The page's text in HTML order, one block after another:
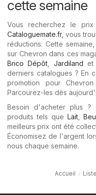
cette semaine
Vous recherchez le
Cataloguemate.fr, vous
réductions. Cette
sur Chevron dans ces
Brico Dépôt, Jardiland
derniers catalogues ? En
promotion pour
Parcourez-les dès
Besoin d'acheter plus ?
produits tels que Lait,
meilleurs prix ont été
Économisez de l'argent
nous chaque semaine.
Accueil